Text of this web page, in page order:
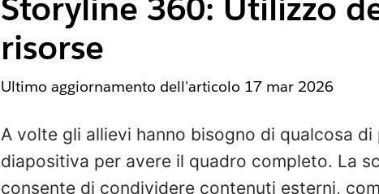
Storyline 360: Utilizzo
risorse
Ultimo aggiornamento dell'articolo 17 mar 2026
A volte gli allievi hanno bisogno di qualcosa
diapositiva per avere il quadro completo. La
consente di condividere contenuti esterni,